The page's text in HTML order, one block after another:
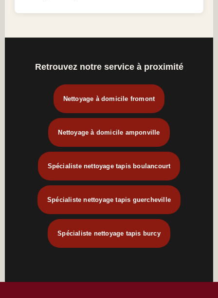
Retrouvez notre service à proximité
Nettoyage à domicile fromont
Nettoyage à domicile amponville
Spécialiste nettoyage tapis boulancourt
Spécialiste nettoyage tapis guercheville
Spécialiste nettoyage tapis burcy